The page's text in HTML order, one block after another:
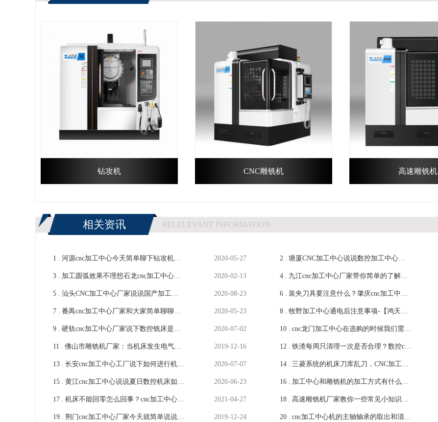
钻攻机 CNC雕铣机 高速雕铣机
相关资讯 RELELEVANT INFORMATION
1 . 河源cnc加工中心今天简单聊下钻攻机钻
孔快的原因-【鸿天驰】
2020-05-27 2 . 塘厦CNC加工中心说说数控加工中心选
择什么样合适-【鸿天驰】
3 . 加工圆弧效果不理想石龙cnc加工中心厂
家来解答-【鸿天驰】
2020-02-13 4 . 九江cnc加工中心厂家带你简单的了解线
轨和硬轨的区别-【鸿天驰】
5 . 汕头CNC加工中心厂家说说国产加工中
心情况如何-【鸿天驰】
2020-08-23 6 . 装夹刀具要注意什么？肇庆cnc加工中心
给出一些建议-【鸿天驰】
7 . 番禺cnc加工中心厂家和大家简单聊聊高
速立式加工中心-【鸿天驰】
2020-05-23 8 . 牧野加工中心通电后注意事项-【鸿天
驰】
9 . 硬轨cnc加工中心厂家说下数控铣床是由
哪些部分组成-【鸿天驰】
2020-07-02 10 . cnc龙门加工中心在选购的时候我们需要
熟知什么-【鸿天驰】
11 . 佛山市雕铣机厂家：当机床发生电气故
障时检修注意点-【鸿天驰】
2019-12-16 12 . 铁渣每周只清理一次是否合理？数控cnc
加工中心厂家看法-鸿天驰
13 . 长安cnc加工中心工厂说下如何进行机床
的点检管理-【鸿天驰】
2020-07-07 14 . 三菱系统的机床刀库乱刀，CNC加工中
心厂家教你轻松归零-鸿天驰
15 . 黄江cnc加工中心说说夏日数控机床如何
避免故障发生-【鸿天驰】
2020-06-23 16 . 加工中心和雕铣机的加工方式有什么不
同？雕铣机公司教你-[鸿天驰]
17 . 机床不能回零怎么回事？cnc加工中心机
床厂家给点建议-鸿天驰
2021-04-27 18 . 高速雕铣机厂家教你一些常见小知识：
线轴承损伤的情况-【鸿天驰】
19 . 荆门cnc加工中心厂家今天就简单说说下 2019-12-24 20 . cnc加工中心机的主轴轴承的取出和清洗